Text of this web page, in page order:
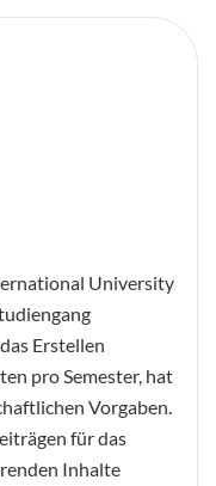
University
Erstellen
pro Semester, hat
Vorgaben.
für das
Inhalte